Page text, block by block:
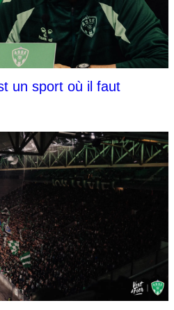
un sport où il faut